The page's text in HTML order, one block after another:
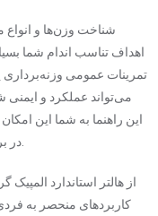
شناخت وزن‌ها و انواع
اهداف تناسب اندام شما
تمرینات عمومی وزنه‌برداری
می‌تواند عملکرد و ایمنی
این راهنما به شما این
از هالتر استاندارد المپیک
کاربردهای منحصر به